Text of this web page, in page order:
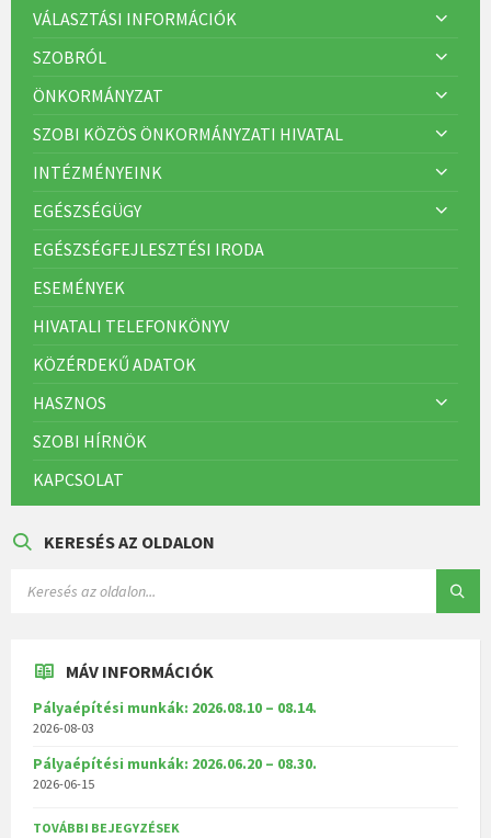
VÁLASZTÁSI INFORMÁCIÓK
SZOBRÓL
ÖNKORMÁNYZAT
SZOBI KÖZÖS ÖNKORMÁNYZATI HIVATAL
INTÉZMÉNYEINK
EGÉSZSÉGÜGY
EGÉSZSÉGFEJLESZTÉSI IRODA
ESEMÉNYEK
HIVATALI TELEFONKÖNYV
KÖZÉRDEKŰ ADATOK
HASZNOS
SZOBI HÍRNÖK
KAPCSOLAT
KERESÉS AZ OLDALON
MÁV INFORMÁCIÓK
Pályaépítési munkák: 2026.08.10 – 08.14.
2026-08-03
Pályaépítési munkák: 2026.06.20 – 08.30.
2026-06-15
TOVÁBBI BEJEGYZÉSEK